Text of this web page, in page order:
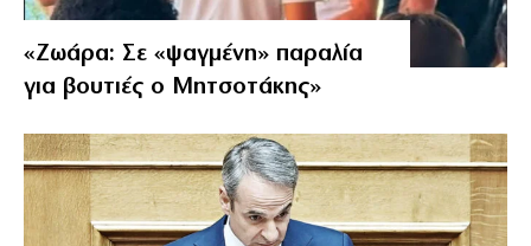
«Ζωάρα: Σε «ψαγμένη» παραλία
για βουτιές ο Μητσοτάκης»